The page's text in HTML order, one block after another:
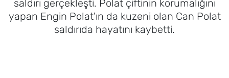
saldırı gerçekleşti. Polat çiftinin korumalığını
yapan Engin Polat'ın da kuzeni olan Can Polat
saldırıda hayatını kaybetti.
SPOR